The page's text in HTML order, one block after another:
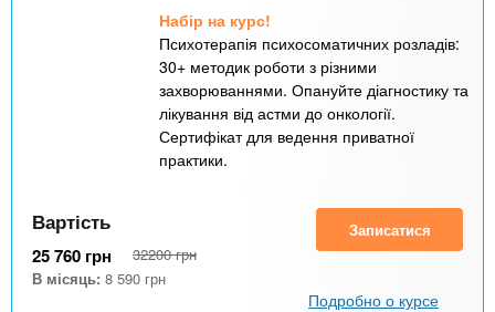
Набір на курс!
Психотерапія психосоматичних розладів:
30+ методик роботи з різними
захворюваннями. Опануйте діагностику та
лікування від астми до онкології.
Сертифікат для ведення приватної
практики.
Вартість
25 760 грн 32200 грн
В місяць: 8 590 грн
Записатися
Подробно о курсе